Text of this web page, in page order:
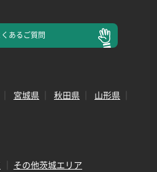
あるご質問
宮城県 秋田県
山形県
その他茨城エリア